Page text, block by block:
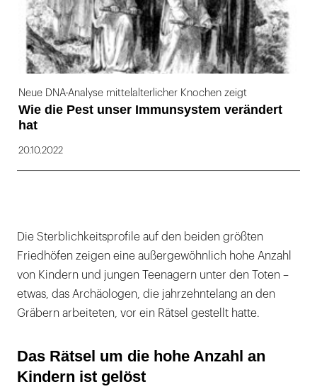
Neue DNA-Analyse mittelalterlicher Knochen zeigt
Wie die Pest unser Immunsystem verändert
hat
20.10.2022
Die Sterblichkeitsprofile auf den beiden größten
Friedhöfen zeigen eine außergewöhnlich hohe Anzahl
von Kindern und jungen Teenagern unter den Toten –
etwas, das Archäologen, die jahrzehntelang an den
Gräbern arbeiteten, vor ein Rätsel gestellt hatte.
Das Rätsel um die hohe Anzahl an
Kindern ist gelöst